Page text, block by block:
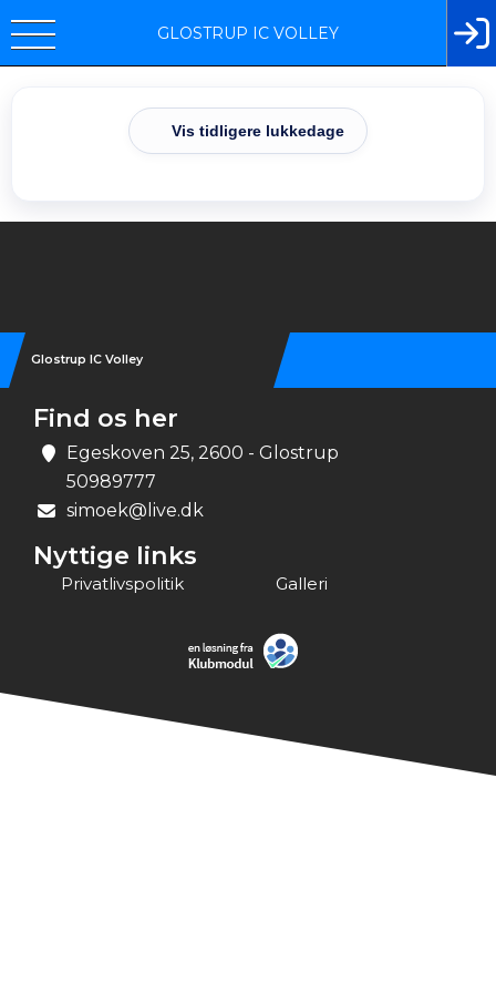
GLOSTRUP IC VOLLEY
Vis tidligere lukkedage
Glostrup IC Volley
Find os her
Egeskoven 25, 2600 - Glostrup
50989777
simoek@live.dk
Nyttige links
Privatlivspolitik Galleri